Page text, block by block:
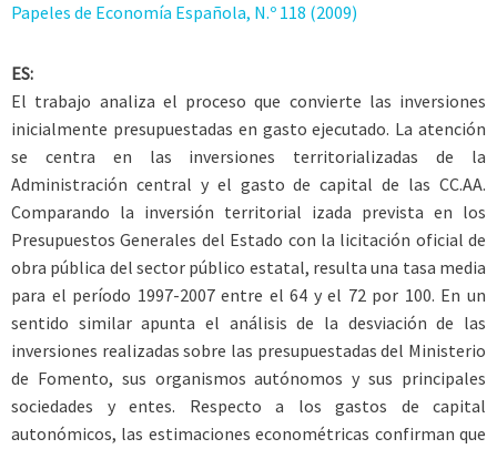
Papeles de Economía Española, N.º 118 (2009)
ES:
El trabajo analiza el proceso que convierte las inversiones
inicialmente presupuestadas en gasto ejecutado. La atención
se centra en las inversiones territorializadas de la
Administración central y el gasto de capital de las CC.AA.
Comparando la inversión territorial izada prevista en los
Presupuestos Generales del Estado con la licitación oficial de
obra pública del sector público estatal, resulta una tasa media
para el período 1997-2007 entre el 64 y el 72 por 100. En un
sentido similar apunta el análisis de la desviación de las
inversiones realizadas sobre las presupuestadas del Ministerio
de Fomento, sus organismos autónomos y sus principales
sociedades y entes. Respecto a los gastos de capital
autonómicos, las estimaciones econométricas confirman que